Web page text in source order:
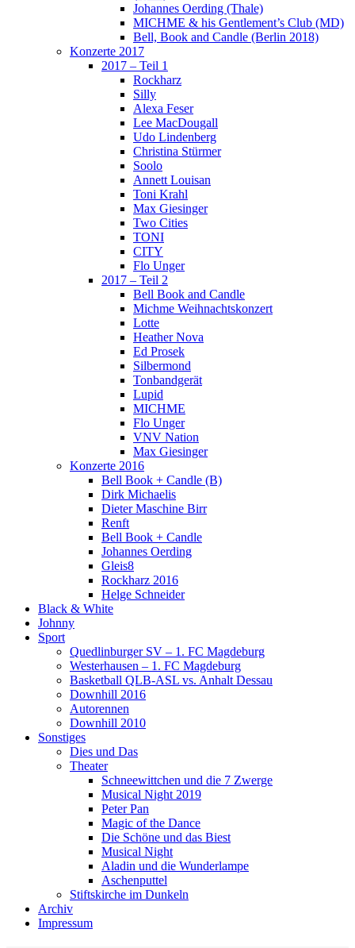
Johannes Oerding (Thale)
MICHME & his Gentlement’s Club (MD)
Bell, Book and Candle (Berlin 2018)
Konzerte 2017
2017 – Teil 1
Rockharz
Silly
Alexa Feser
Lee MacDougall
Udo Lindenberg
Christina Stürmer
Soolo
Annett Louisan
Toni Krahl
Max Giesinger
Two Cities
TONI
CITY
Flo Unger
2017 – Teil 2
Bell Book and Candle
Michme Weihnachtskonzert
Lotte
Heather Nova
Ed Prosek
Silbermond
Tonbandgerät
Lupid
MICHME
Flo Unger
VNV Nation
Max Giesinger
Konzerte 2016
Bell Book + Candle (B)
Dirk Michaelis
Dieter Maschine Birr
Renft
Bell Book + Candle
Johannes Oerding
Gleis8
Rockharz 2016
Helge Schneider
Black & White
Johnny
Sport
Quedlinburger SV – 1. FC Magdeburg
Westerhausen – 1. FC Magdeburg
Basketball QLB-ASL vs. Anhalt Dessau
Downhill 2016
Autorennen
Downhill 2010
Sonstiges
Dies und Das
Theater
Schneewittchen und die 7 Zwerge
Musical Night 2019
Peter Pan
Magic of the Dance
Die Schöne und das Biest
Musical Night
Aladin und die Wunderlampe
Aschenputtel
Stiftskirche im Dunkeln
Archiv
Impressum